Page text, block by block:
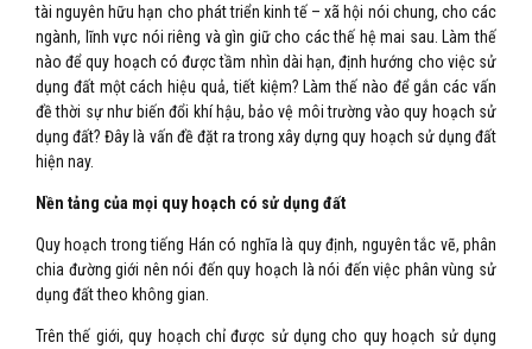
tài nguyên hữu hạn cho phát triển kinh tế – xã hội nói chung, cho các
ngành, lĩnh vực nói riêng và gìn giữ cho các thế hệ mai sau. Làm thế
nào để quy hoạch có được tầm nhìn dài hạn, định hướng cho việc sử
dụng đất một cách hiệu quả, tiết kiệm? Làm thế nào để gắn các vấn
đề thời sự như biến đổi khí hậu, bảo vệ môi trường vào quy hoạch sử
dụng đất? Đây là vấn đề đặt ra trong xây dựng quy hoạch sử dụng đất
hiện nay.
Nền tảng của mọi quy hoạch có sử dụng đất
Quy hoạch trong tiếng Hán có nghĩa là quy định, nguyên tắc vẽ, phân
chia đường giới nên nói đến quy hoạch là nói đến việc phân vùng sử
dụng đất theo không gian.
Trên thế giới, quy hoạch chỉ được sử dụng cho quy hoạch sử dụng